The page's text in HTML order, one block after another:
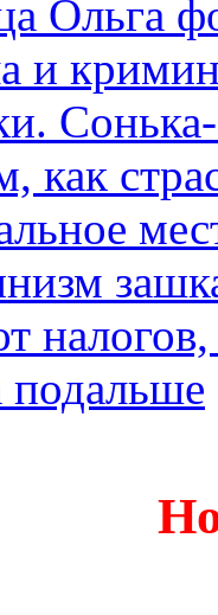
Ольга
и
как
подальше